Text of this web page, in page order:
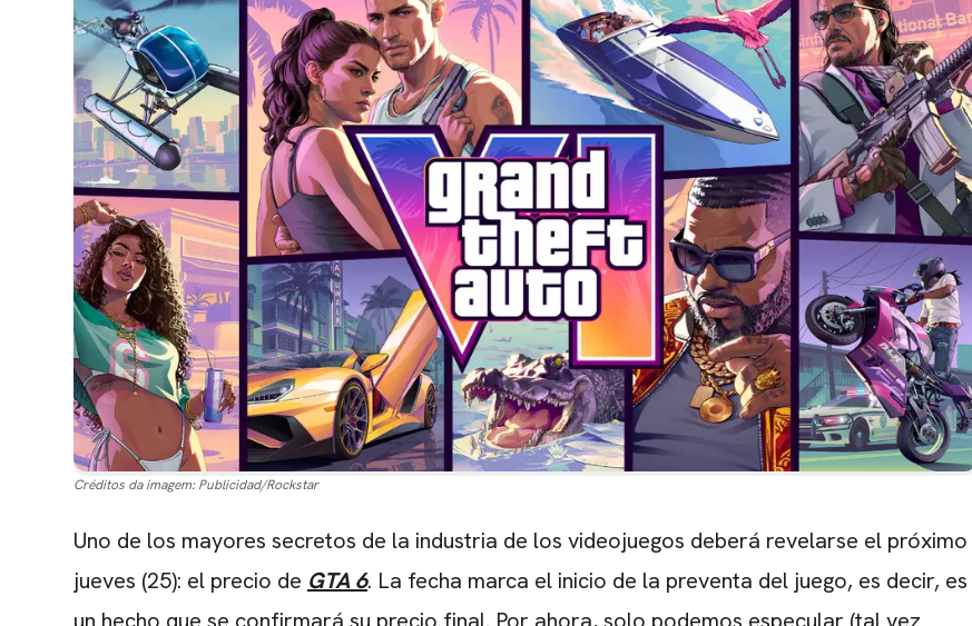
Créditos da imagem: Publicidad/Rockstar
Uno de los mayores secretos de la industria de los videojuegos deberá revelarse el próximo
jueves (25): el precio de GTA 6. La fecha marca el inicio de la preventa del juego, es decir, es